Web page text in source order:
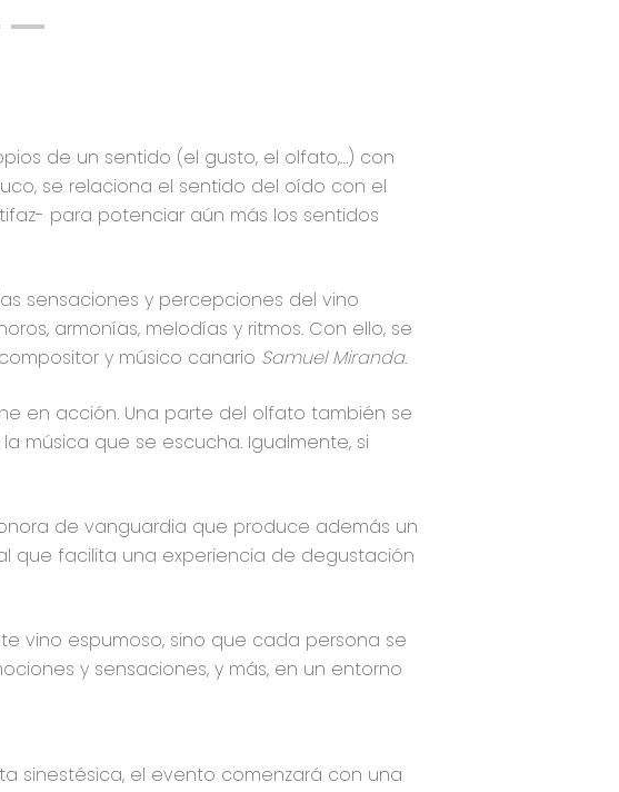
de un sentido (el gusto, el olfato,…) con
se relaciona el sentido del oído con el
para potenciar aún más los sentidos
sensaciones y percepciones del vino
armonías, melodías y ritmos. Con ello, se
y músico canario Samuel Miranda.
en acción. Una parte del olfato también se
música que se escucha. Igualmente, si
de vanguardia que produce además un
que facilita una experiencia de degustación
vino espumoso, sino que cada persona se
y sensaciones, y más, en un entorno
sinestésica, el evento comenzará con una